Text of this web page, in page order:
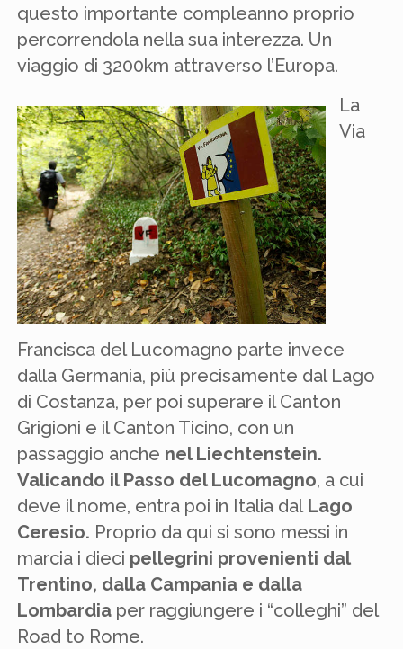
questo importante compleanno proprio
percorrendola nella sua interezza. Un
viaggio di 3200km attraverso l’Europa.
La
Via
Francisca del Lucomagno parte invece
dalla Germania, più precisamente dal Lago
di Costanza, per poi superare il Canton
Grigioni e il Canton Ticino, con un
passaggio anche nel Liechtenstein.
Valicando il Passo del Lucomagno, a cui
deve il nome, entra poi in Italia dal Lago
Ceresio. Proprio da qui si sono messi in
marcia i dieci pellegrini provenienti dal
Trentino, dalla Campania e dalla
Lombardia per raggiungere i “colleghi” del
Road to Rome.